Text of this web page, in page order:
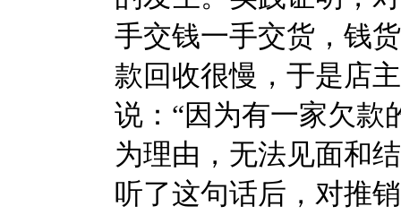
手交钱一手交货，钱
款回收很慢，于是店
说：“因为有一家欠款
为理由，无法见面和
听了这句话后，对推